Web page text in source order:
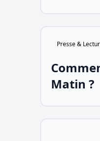
Presse &
Matin ?